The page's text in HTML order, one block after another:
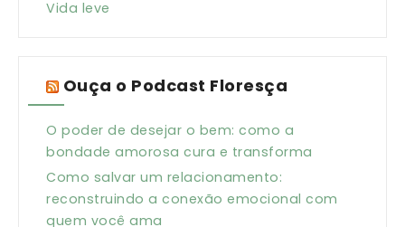
Vida leve
Ouça o Podcast Floresça
O poder de desejar o bem: como a
bondade amorosa cura e transforma
Como salvar um relacionamento:
reconstruindo a conexão emocional com
quem você ama